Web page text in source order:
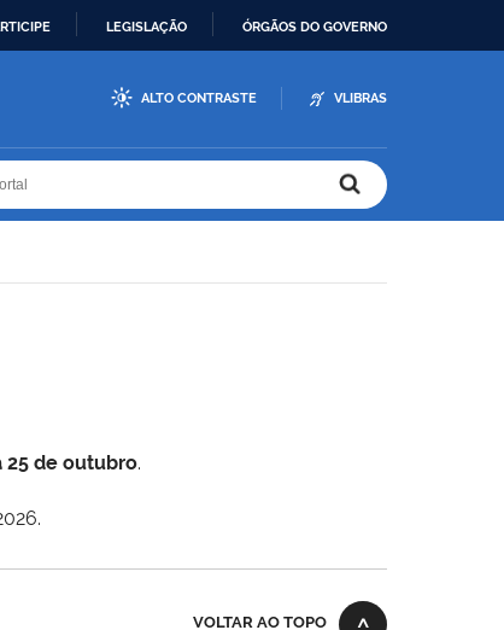
LEGISLAÇÃO ÓRGÃOS DO GOVERNO
ALTO CONTRASTE VLIBRAS
25 de outubro.
VOLTAR AO TOPO